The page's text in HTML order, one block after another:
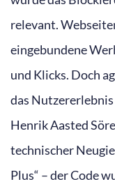
relevant.
eingebundene
und Klicks. Doch
das
Henrik Aasted
technischer
Plus“ – der Code